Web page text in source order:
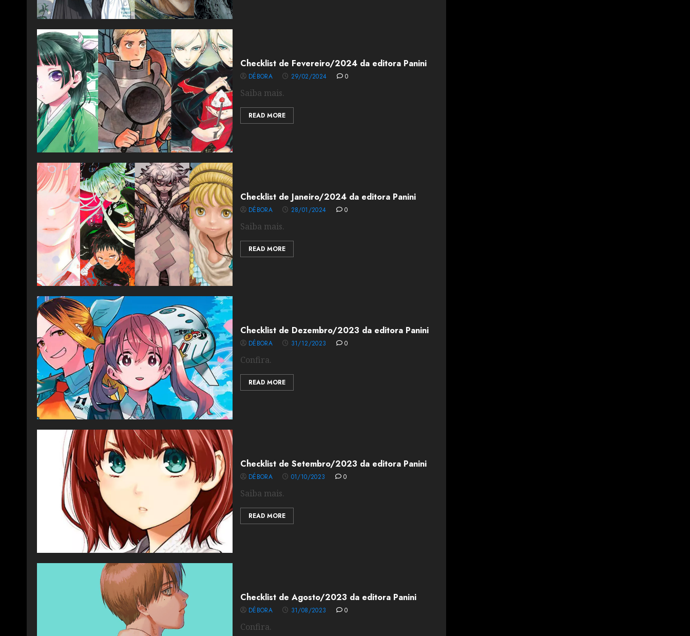
Checklist de Fevereiro/2024 da editora Panini
DÉBORA 29/02/2024 0
Saiba mais.
READ MORE
Checklist de Janeiro/2024 da editora Panini
DÉBORA 28/01/2024 0
Saiba mais.
READ MORE
Checklist de Dezembro/2023 da editora Panini
DÉBORA 31/12/2023 0
Confira.
READ MORE
Checklist de Setembro/2023 da editora Panini
DÉBORA 01/10/2023 0
Saiba mais.
READ MORE
Checklist de Agosto/2023 da editora Panini
DÉBORA 31/08/2023 0
Confira.